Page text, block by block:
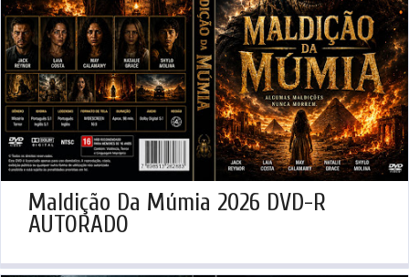
Maldição Da Múmia 2026 DVD-R
AUTORADO